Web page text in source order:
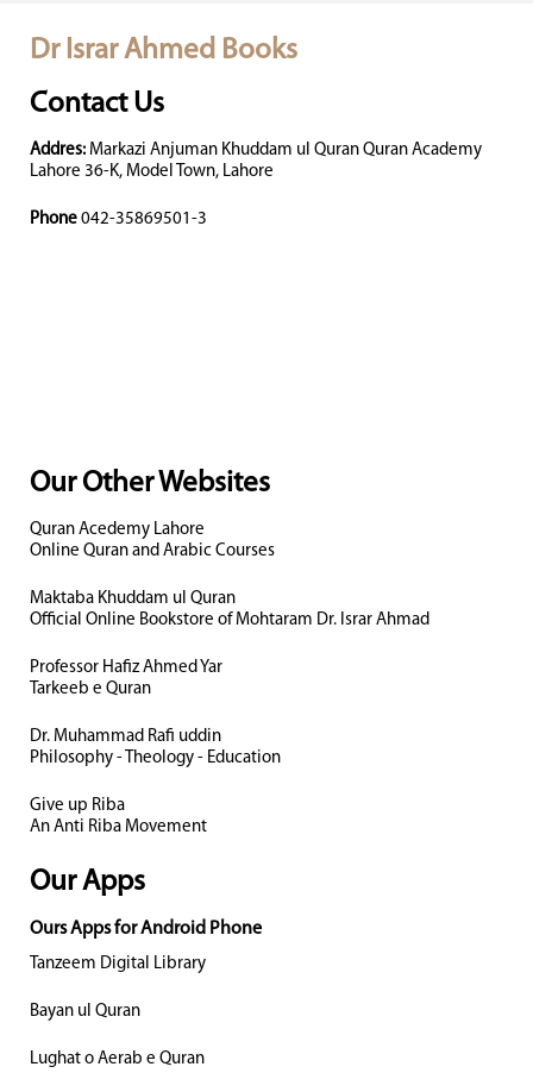
Dr Israr Ahmed Books
Contact Us
Addres: Markazi Anjuman Khuddam ul Quran Quran Academy
Lahore 36-K, Model Town, Lahore
Phone 042-35869501-3
Our Other Websites
Quran Acedemy Lahore
Online Quran and Arabic Courses
Maktaba Khuddam ul Quran
Official Online Bookstore of Mohtaram Dr. Israr Ahmad
Professor Hafiz Ahmed Yar
Tarkeeb e Quran
Dr. Muhammad Rafi uddin
Philosophy - Theology - Education
Give up Riba
An Anti Riba Movement
Our Apps
Ours Apps for Android Phone
Tanzeem Digital Library
Bayan ul Quran
Lughat o Aerab e Quran